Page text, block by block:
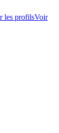
les profilsVoir